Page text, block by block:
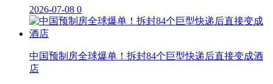
2026-07-08 0
中国预制房全球爆单！拆封84个巨型快递后直接变成酒
店